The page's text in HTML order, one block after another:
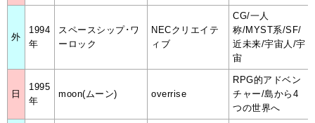
外
1994
年
スペースシップ･ワ
ーロック
NECクリエイテ
ィブ
CG/一人
称/MYST系/SF/
近未来/宇宙人/宇
宙
日
1995
年
moon(ムーン) overrise
RPG的アドベン
チャー/島から4
つの世界へ